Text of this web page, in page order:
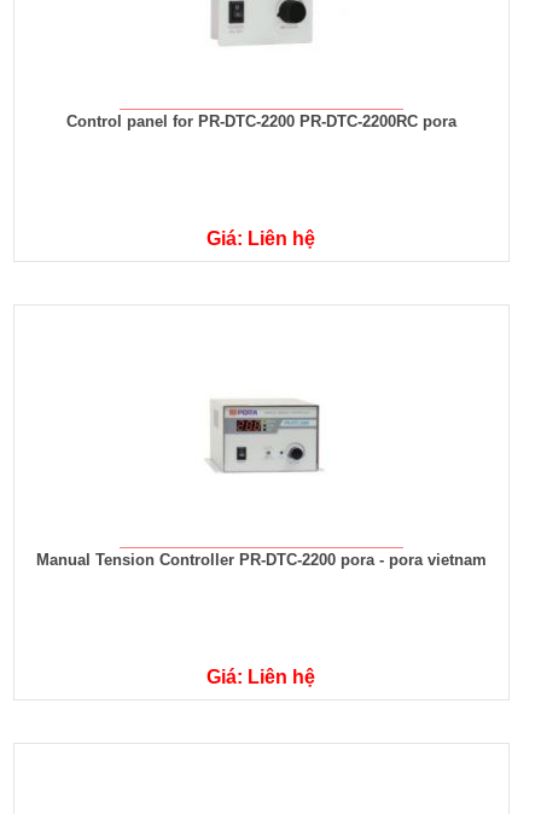
Control panel for PR-DTC-2200 PR-DTC-2200RC pora
Giá: Liên hệ
Manual Tension Controller PR-DTC-2200 pora - pora vietnam
Giá: Liên hệ